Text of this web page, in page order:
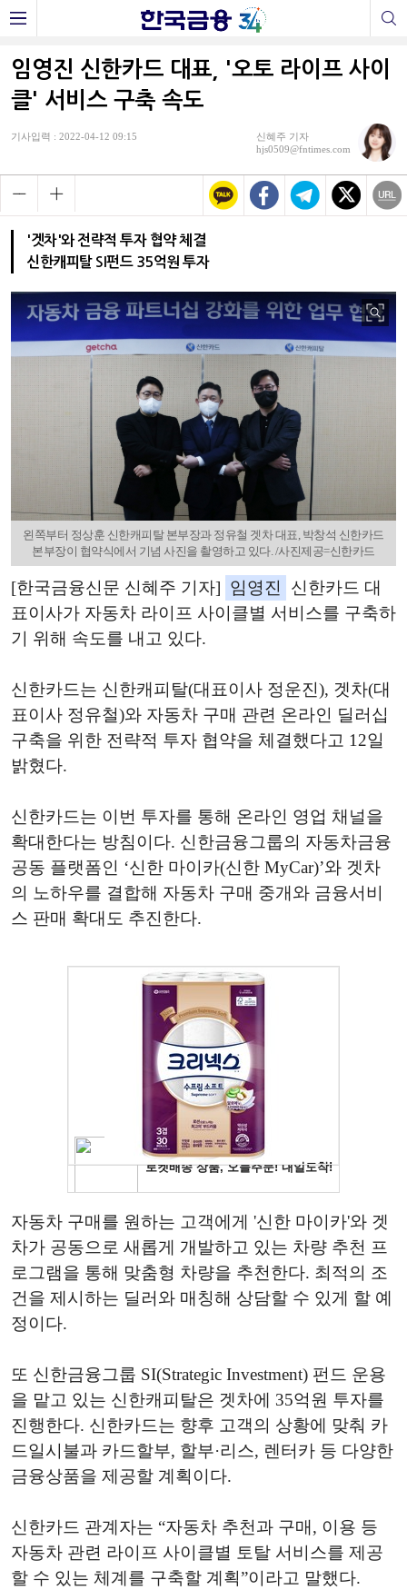
임영진 신한카드 대표, '오토 라이프 사이
클' 서비스 구축 속도
기사입력 : 2022-04-12 09:15
신혜주 기자
hjs0509@fntimes.com
'겟차'와 전략적 투자 협약 체결
신한캐피탈 SI펀드 35억원 투자
왼쪽부터 정상훈 신한캐피탈 본부장과 정유철 겟차 대표, 박창석 신한카드
본부장이 협약식에서 기념 사진을 촬영하고 있다. /사진제공=신한카드
[한국금융신문 신혜주 기자] 임영진
신한카드 대
표이사가 자동차 라이프 사이클별 서비스를 구축하
기 위해 속도를 내고 있다.
신한카드는 신한캐피탈(대표이사 정운진), 겟차(대
표이사 정유철)와 자동차 구매 관련 온라인 딜러십
구축을 위한 전략적 투자 협약을 체결했다고 12일
밝혔다.
신한카드는 이번 투자를 통해 온라인 영업 채널을
확대한다는 방침이다. 신한금융그룹의 자동차금융
공동 플랫폼인 ‘신한 마이카(신한 MyCar)’와 겟차
의 노하우를 결합해 자동차 구매 중개와 금융서비
스 판매 확대도 추진한다.
자동차 구매를 원하는 고객에게 '신한 마이카'와 겟
차가 공동으로 새롭게 개발하고 있는 차량 추천 프
로그램을 통해 맞춤형 차량을 추천한다. 최적의 조
건을 제시하는 딜러와 매칭해 상담할 수 있게 할 예
정이다.
또 신한금융그룹 SI(Strategic Investment) 펀드 운용
을 맡고 있는 신한캐피탈은 겟차에 35억원 투자를
진행한다. 신한카드는 향후 고객의 상황에 맞춰 카
드일시불과 카드할부, 할부·리스, 렌터카 등 다양한
금융상품을 제공할 계획이다.
신한카드 관계자는 “자동차 추천과 구매, 이용 등
자동차 관련 라이프 사이클별 토탈 서비스를 제공
할 수 있는 체계를 구축할 계획”이라고 말했다.